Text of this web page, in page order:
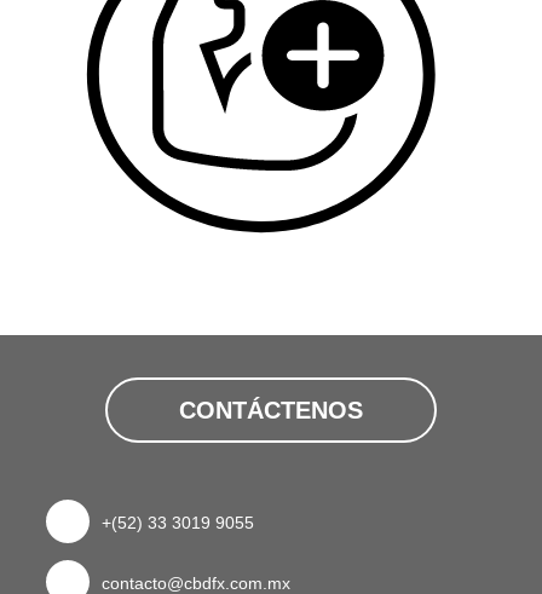
+(52) 33 3019 9055
contacto@cbdfx.com.mx
CONTÁCTENOS